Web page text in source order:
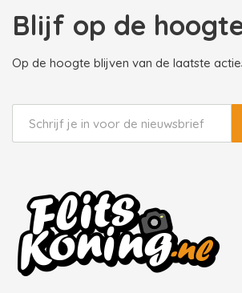
Blijf op de
Op de hoogte blijven van de laatste